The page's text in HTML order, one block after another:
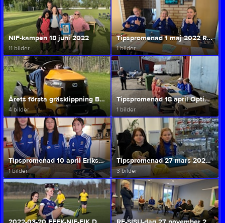
NIF-kampen 18 juni 2022
11 bilder
Tipspromenad 1 maj 2022 Räddningstjänsten
1 bilder
Årets första gräsklippning Brovallen 23 april 2022
4 bilder
Tipspromenad 18 april Optimal Bygg
1 bilder
Tipspromenad 10 april Eriksons Chark
1 bilder
Tipspromenad 27 mars 2022 Nossebro Energi
3 bilder